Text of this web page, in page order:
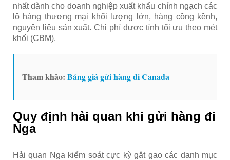
nhất dành cho doanh nghiệp xuất khẩu chính ngạch các
lô hàng thương mại khối lượng lớn, hàng cồng kềnh,
nguyên liệu sản xuất. Chi phí được tính tối ưu theo mét
khối (CBM).
Tham khảo: Bảng giá gửi hàng đi Canada
Quy định hải quan khi gửi hàng đi
Nga
Hải quan Nga kiểm soát cực kỳ gắt gao các danh mục